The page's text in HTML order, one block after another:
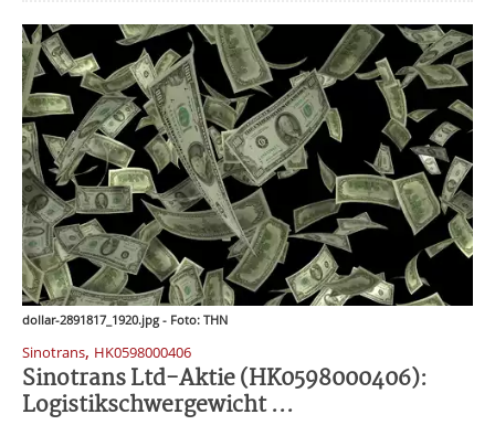
dollar-2891817_1920.jpg - Foto: THN
Sinotrans, HK0598000406
Sinotrans Ltd-Aktie (HK0598000406):
Logistikschwergewicht ...